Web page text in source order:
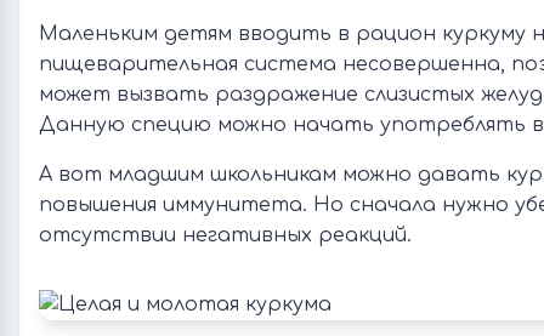
Маленьким детям вводить в рацион куркуму
пищеварительная система несовершенна,
может вызвать раздражение слизистых
Данную специю можно начать употреблять в
А вот младшим школьникам можно давать
повышения иммунитета. Но сначала нужно
отсутствии негативных реакций.